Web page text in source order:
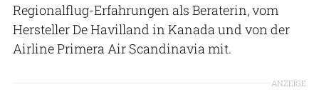
Regionalflug-Erfahrungen als Beraterin, vom
Hersteller De Havilland in Kanada und von der
Airline Primera Air Scandinavia mit.
ANZEIGE